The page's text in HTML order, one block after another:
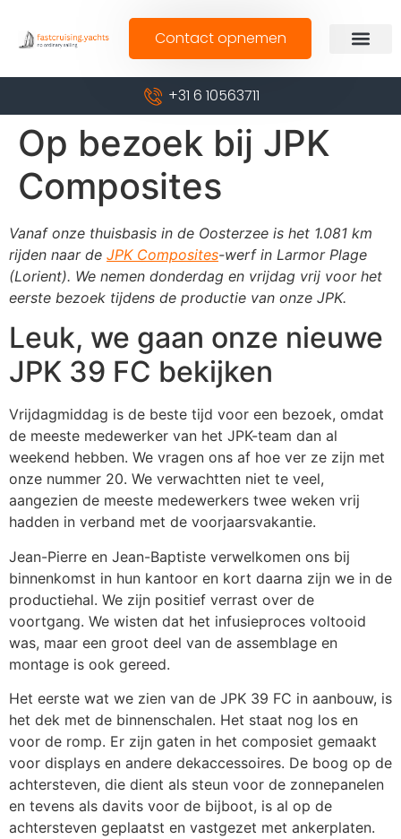
Contact opnemen
+31 6 10563711
Op bezoek bij JPK
Composites
Vanaf onze thuisbasis in de Oosterzee is het 1.081 km
rijden naar de JPK Composites-werf in Larmor Plage
(Lorient). We nemen donderdag en vrijdag vrij voor het
eerste bezoek tijdens de productie van onze JPK.
Leuk, we gaan onze nieuwe
JPK 39 FC bekijken
Vrijdagmiddag is de beste tijd voor een bezoek, omdat
de meeste medewerker van het JPK-team dan al
weekend hebben. We vragen ons af hoe ver ze zijn met
onze nummer 20. We verwachtten niet te veel,
aangezien de meeste medewerkers twee weken vrij
hadden in verband met de voorjaarsvakantie.
Jean-Pierre en Jean-Baptiste verwelkomen ons bij
binnenkomst in hun kantoor en kort daarna zijn we in de
productiehal. We zijn positief verrast over de
voortgang. We wisten dat het infusieproces voltooid
was, maar een groot deel van de assemblage en
montage is ook gereed.
Het eerste wat we zien van de JPK 39 FC in aanbouw, is
het dek met de binnenschalen. Het staat nog los en
voor de romp. Er zijn gaten in het composiet gemaakt
voor displays en andere dekaccessoires. De boog op de
achtersteven, die dient als steun voor de zonnepanelen
en tevens als davits voor de bijboot, is al op de
achtersteven geplaatst en vastgezet met ankerplaten.